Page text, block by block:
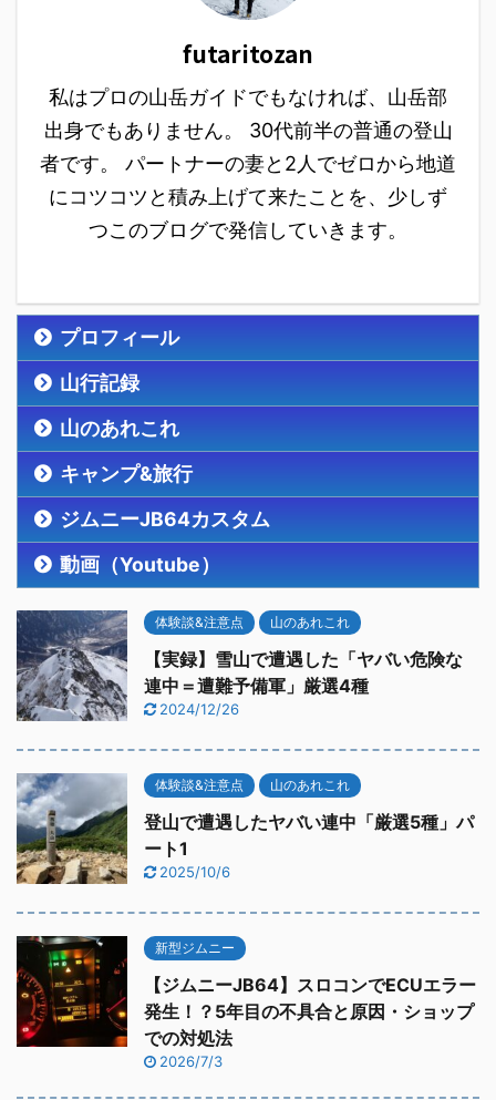
futaritozan
私はプロの山岳ガイドでもなければ、山岳部
出身でもありません。 30代前半の普通の登山
者です。 パートナーの妻と2人でゼロから地道
にコツコツと積み上げて来たことを、少しず
つこのブログで発信していきます。
プロフィール
山行記録
山のあれこれ
キャンプ&旅行
ジムニーJB64カスタム
動画（Youtube）
体験談&注意点 山のあれこれ
【実録】雪山で遭遇した「ヤバい危険な
連中＝遭難予備軍」厳選4種
2024/12/26
体験談&注意点 山のあれこれ
登山で遭遇したヤバい連中「厳選5種」パ
ート1
2025/10/6
新型ジムニー
【ジムニーJB64】スロコンでECUエラー
発生！？5年目の不具合と原因・ショップ
での対処法
2026/7/3